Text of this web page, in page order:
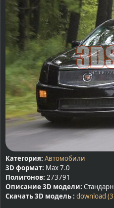
Категория: Автомобили
3D формат: Max 7.0
Полигонов: 273791
Описание 3D модели:
Скачать 3D модель : download